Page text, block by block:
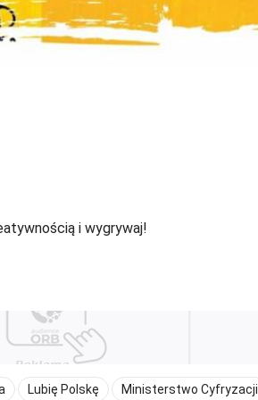
i wygrywaj!
Lubię Polskę Ministerstwo Cyfryzacji